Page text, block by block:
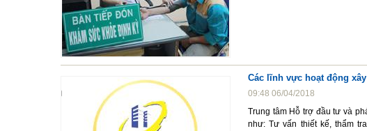
Các lĩnh vực hoạt động
09:48 06/04/2018
Trung tâm Hỗ trợ đầu tư và
như: Tư vấn thiết kế, thẩm